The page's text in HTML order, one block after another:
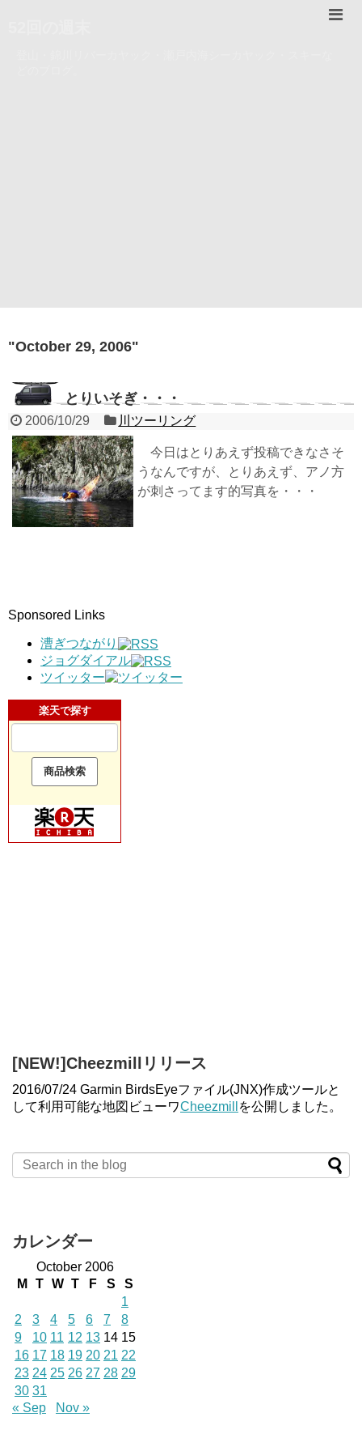
"October 29, 2006"
とりいそぎ・・・
2006/10/29 川ツーリング
今日はとりあえず投稿できなさそ
うなんですが、とりあえず、アノ方
が刺さってます的写真を・・・
Sponsored Links
漕ぎつながり
ジョグダイアル
ツイッター
楽天で探す
[NEW!]Cheezmillリリース
2016/07/24 Garmin BirdsEyeファイル(JNX)作成ツールと
して利用可能な地図ビューワCheezmill を公開しました。
カレンダー
October 2006
M
T W T F S
S
1
2
3 4 5 6 7
8
9
10 11 12 13 14 15
16 17 18 19 20 21 22
23 24 25 26 27 28 29
30 31
« Sep
Nov »